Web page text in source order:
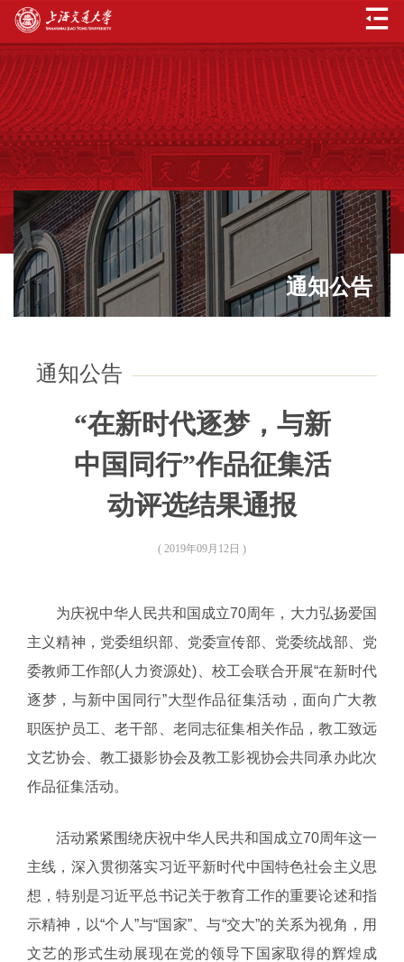
通知公告
通知公告
“在新时代逐梦，与新
中国同行”作品征集活
动评选结果通报
( 2019年09月12日 )
为庆祝中华人民共和国成立70周年，大力弘扬爱国
主义精神，党委组织部、党委宣传部、党委统战部、党
委教师工作部(人力资源处)、校工会联合开展“在新时代
逐梦，与新中国同行”大型作品征集活动，面向广大教
职医护员工、老干部、老同志征集相关作品，教工致远
文艺协会、教工摄影协会及教工影视协会共同承办此次
作品征集活动。
活动紧紧围绕庆祝中华人民共和国成立70周年这一
主线，深入贯彻落实习近平新时代中国特色社会主义思
想，特别是习近平总书记关于教育工作的重要论述和指
示精神，以“个人”与“国家”、与“交大”的关系为视角，用
文艺的形式生动展现在党的领导下国家取得的辉煌成